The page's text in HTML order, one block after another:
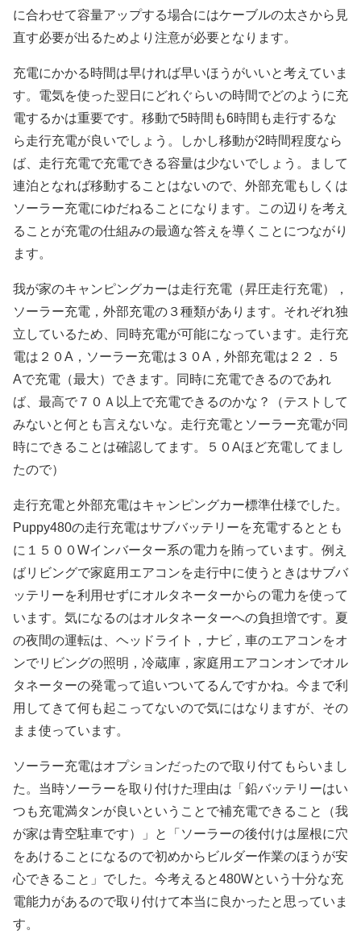
に合わせて容量アップする場合にはケーブルの太さから見
直す必要が出るためより注意が必要となります。
充電にかかる時間は早ければ早いほうがいいと考えていま
す。電気を使った翌日にどれぐらいの時間でどのように充
電するかは重要です。移動で5時間も6時間も走行するな
ら走行充電が良いでしょう。しかし移動が2時間程度なら
ば、走行充電で充電できる容量は少ないでしょう。まして
連泊となれば移動することはないので、外部充電もしくは
ソーラー充電にゆだねることになります。この辺りを考え
ることが充電の仕組みの最適な答えを導くことにつながり
ます。
我が家のキャンピングカーは走行充電（昇圧走行充電），
ソーラー充電，外部充電の３種類があります。それぞれ独
立しているため、同時充電が可能になっています。走行充
電は２０A，ソーラー充電は３０A，外部充電は２２．５
Aで充電（最大）できます。同時に充電できるのであれ
ば、最高で７０Ａ以上で充電できるのかな？（テストして
みないと何とも言えないな。走行充電とソーラー充電が同
時にできることは確認してます。５０Aほど充電してまし
たので）
走行充電と外部充電はキャンピングカー標準仕様でした。
Puppy480の走行充電はサブバッテリーを充電するととも
に１５００Wインバーター系の電力を賄っています。例え
ばリビングで家庭用エアコンを走行中に使うときはサブバ
ッテリーを利用せずにオルタネーターからの電力を使って
います。気になるのはオルタネーターへの負担増です。夏
の夜間の運転は、ヘッドライト，ナビ，車のエアコンをオ
ンでリビングの照明，冷蔵庫，家庭用エアコンオンでオル
タネーターの発電って追いついてるんですかね。今まで利
用してきて何も起こってないので気にはなりますが、その
まま使っています。
ソーラー充電はオプションだったので取り付てもらいまし
た。当時ソーラーを取り付けた理由は「鉛バッテリーはい
つも充電満タンが良いということで補充電できること（我
が家は青空駐車です）」と「ソーラーの後付けは屋根に穴
をあけることになるので初めからビルダー作業のほうが安
心できること」でした。今考えると480Wという十分な充
電能力があるので取り付けて本当に良かったと思っていま
す。